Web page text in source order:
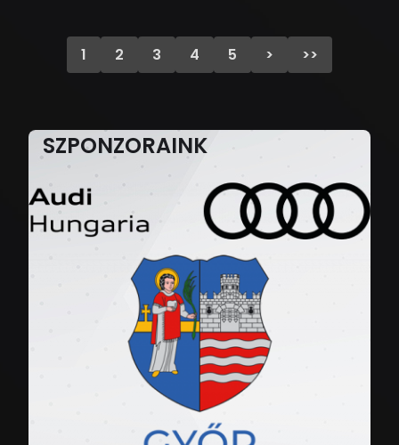
1 2 3 4 5 > >>
SZPONZORAINK